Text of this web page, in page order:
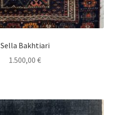
Sella Bakhtiari
1.500,00 €